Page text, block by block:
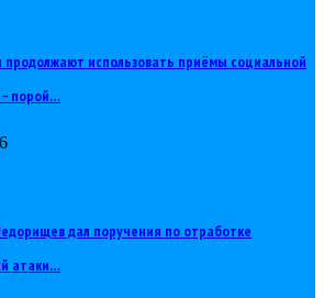
использовать приёмы социальной
порой…
дал поручения по отработке
атаки…